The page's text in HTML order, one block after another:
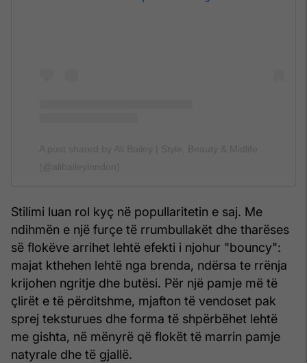
Stilimi luan rol kyç në popullaritetin e saj. Me
ndihmën e një furçe të rrumbullakët dhe tharëses
së flokëve arrihet lehtë efekti i njohur "bouncy":
majat kthehen lehtë nga brenda, ndërsa te rrënja
krijohen ngritje dhe butësi. Për një pamje më të
çlirët e të përditshme, mjafton të vendoset pak
sprej teksturues dhe forma të shpërbëhet lehtë
me gishta, në mënyrë që flokët të marrin pamje
natyrale dhe të gjallë.